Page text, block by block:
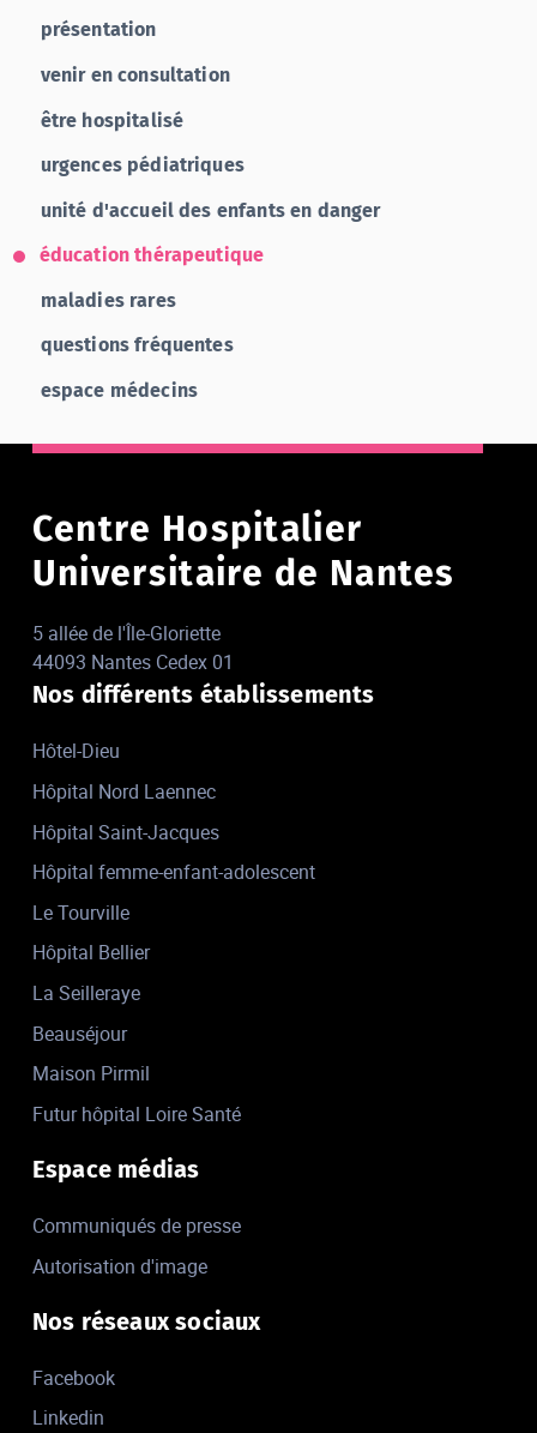
présentation
venir en consultation
être hospitalisé
urgences pédiatriques
unité d'accueil des enfants en danger
éducation thérapeutique
maladies rares
questions fréquentes
espace médecins
Centre Hospitalier
Universitaire de Nantes
5 allée de l'Île-Gloriette
44093 Nantes Cedex 01
Nos différents établissements
Hôtel-Dieu
Hôpital Nord Laennec
Hôpital Saint-Jacques
Hôpital femme-enfant-adolescent
Le Tourville
Hôpital Bellier
La Seilleraye
Beauséjour
Maison Pirmil
Futur hôpital Loire Santé
Espace médias
Communiqués de presse
Autorisation d'image
Nos réseaux sociaux
Facebook
Linkedin